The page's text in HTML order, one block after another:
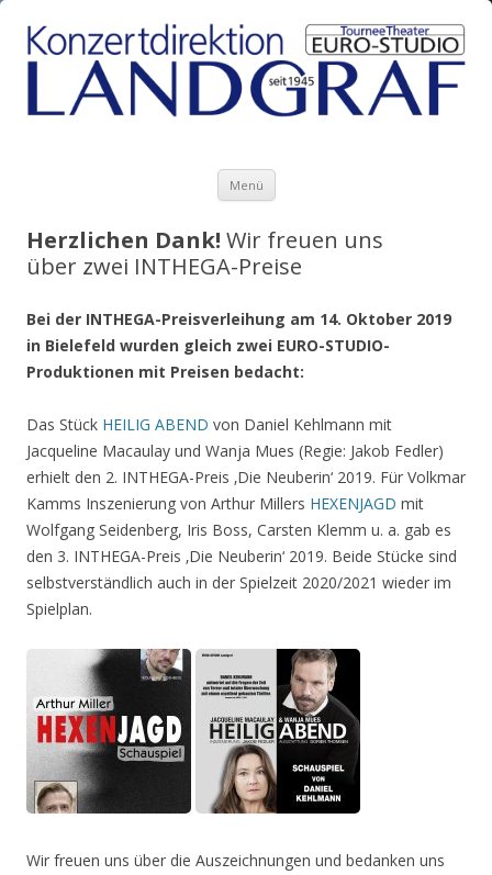
Menü
Herzlichen Dank! Wir freuen uns
über zwei INTHEGA-Preise
Bei der INTHEGA-Preisverleihung am 14. Oktober 2019
in Bielefeld wurden gleich zwei EURO-STUDIO-
Produktionen mit Preisen bedacht:
Das Stück HEILIG ABEND von Daniel Kehlmann mit
Jacqueline Macaulay und Wanja Mues (Regie: Jakob Fedler)
erhielt den 2. INTHEGA-Preis ‚Die Neuberin‘ 2019. Für Volkmar
Kamms Inszenierung von Arthur Millers HEXENJAGD mit
Wolfgang Seidenberg, Iris Boss, Carsten Klemm u. a. gab es
den 3. INTHEGA-Preis ‚Die Neuberin‘ 2019. Beide Stücke sind
selbstverständlich auch in der Spielzeit 2020/2021 wieder im
Spielplan.
Wir freuen uns über die Auszeichnungen und bedanken uns